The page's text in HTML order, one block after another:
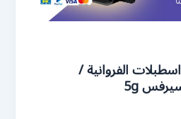
رقم مقوي شبكة 5g اسطبلات الفروانية /